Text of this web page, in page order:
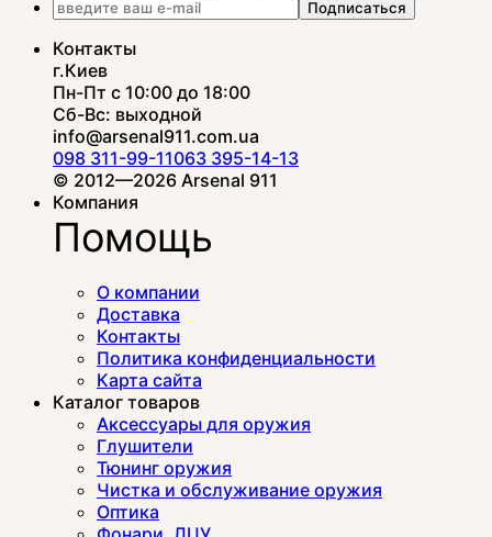
Подписаться
Контакты
г.Киев
Пн-Пт с 10:00 до 18:00
Сб-Вс: выходной
info@arsenal911.com.ua
098 311-99-11063 395-14-13
© 2012—2026 Arsenal 911
Компания
Помощь
О компании
Доставка
Контакты
Политика конфиденциальности
Карта сайта
Каталог товаров
Аксессуары для оружия
Глушители
Тюнинг оружия
Чистка и обслуживание оружия
Оптика